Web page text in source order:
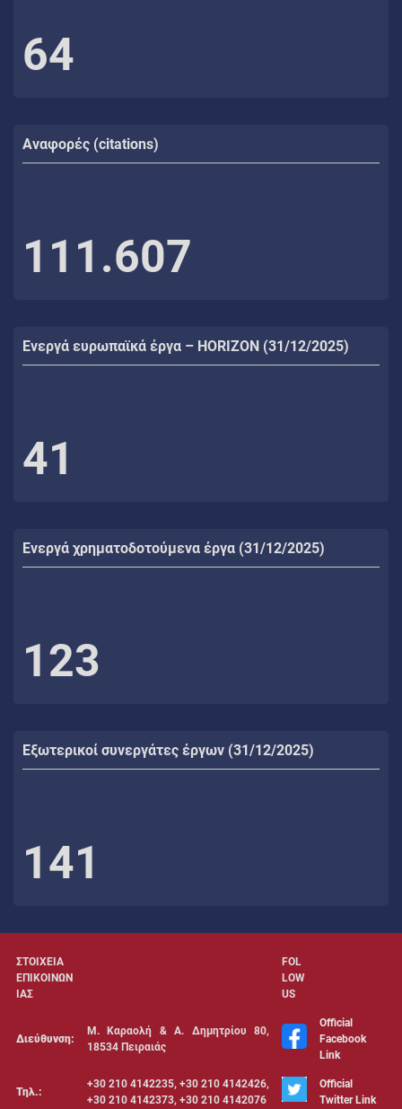
64
Αναφορές (citations)
111.607
Ενεργά ευρωπαϊκά έργα – HORIZON (31/12/2025)
41
Ενεργά χρηματοδοτούμενα έργα (31/12/2025)
123
Εξωτερικοί συνεργάτες έργων (31/12/2025)
141
ΣΤΟΙΧΕΙΑ
ΕΠΙΚΟΙΝΩΝ
ΙΑΣ
FOL
LOW
US
Διεύθυνση:
Μ. Καραολή & Α. Δημητρίου 80,
18534 Πειραιάς
Official
Facebook
Link
Τηλ.:
+30 210 4142235, +30 210 4142426,
+30 210 4142373, +30 210 4142076
Official
Twitter Link